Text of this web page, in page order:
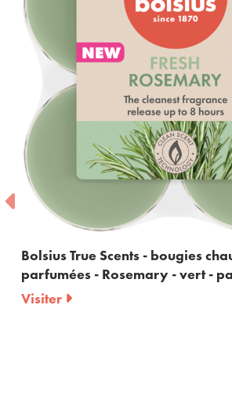
Scents - bougies chauffe-plat maxi
Rosemary - vert - par 8 pièces